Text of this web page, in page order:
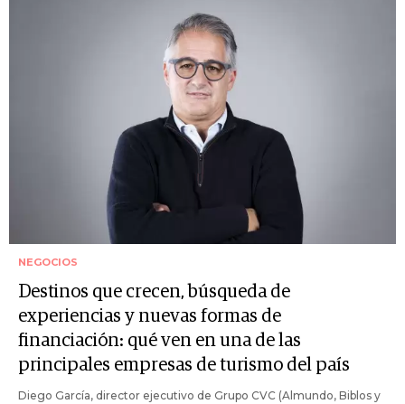
NEGOCIOS
Destinos que crecen, búsqueda de
experiencias y nuevas formas de
financiación: qué ven en una de las
principales empresas de turismo del país
Diego García, director ejecutivo de Grupo CVC (Almundo, Biblos y